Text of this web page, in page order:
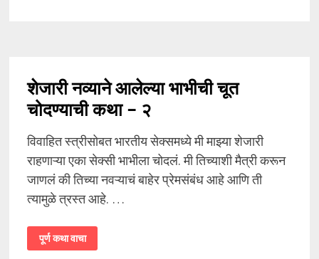
शेजारी नव्याने आलेल्या भाभीची चूत
चोदण्याची कथा – २
विवाहित स्त्रीसोबत भारतीय सेक्समध्ये मी माझ्या शेजारी
राहणाऱ्या एका सेक्सी भाभीला चोदलं. मी तिच्याशी मैत्री करून
जाणलं की तिच्या नवऱ्याचं बाहेर प्रेमसंबंध आहे आणि ती
त्यामुळे त्रस्त आहे. …
शेजारी
नव्याने
आलेल्या
पूर्ण कथा वाचा